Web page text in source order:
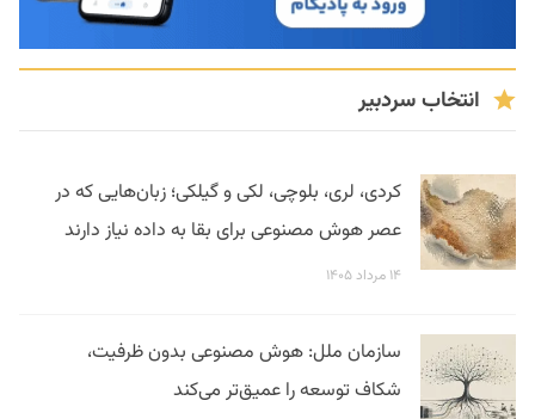
انتخاب سردبیر
کردی، لری، بلوچی، لکی و گیلکی؛ زبان‌هایی که در
عصر هوش مصنوعی برای بقا به داده نیاز دارند
۱۴ مرداد ۱۴۰۵
سازمان ملل: هوش مصنوعی بدون ظرفیت،
شکاف توسعه را عمیق‌تر می‌کند